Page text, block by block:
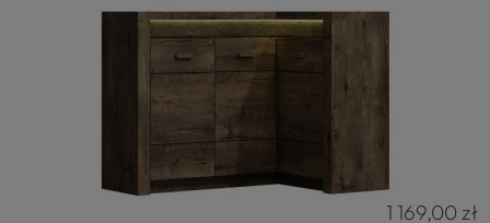
1 169,00 zł